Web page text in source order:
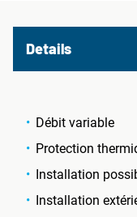
Details
Débit variable
Protection
Installation
Installation